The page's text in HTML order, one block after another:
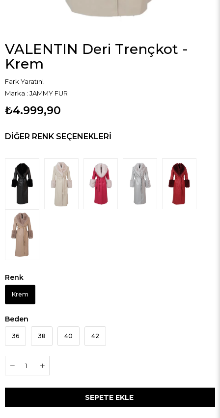
VALENTIN Deri Trençkot -
Krem
Fark Yaratın!
Marka : JAMMY FUR
₺4.999,90
DIĞER RENK SEÇENEKLERI
Renk
Krem
Beden
36 38 40 42